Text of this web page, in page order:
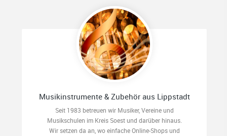
Musikinstrumente & Zubehör aus Lippstadt
Seit 1983 betreuen wir Musiker, Vereine und
Musikschulen im Kreis Soest und darüber hinaus.
Wir setzen da an, wo einfache Online-Shops und